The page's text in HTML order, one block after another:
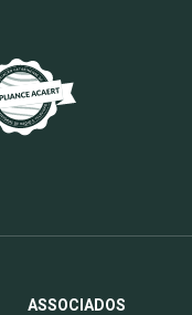
ASSOCIADOS